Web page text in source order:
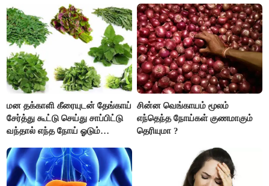
பொறுப்புகளை ஒப்படைப்பதில்
கவனம் தேவை..!
மன தக்காளி கீரையுடன் தேங்காய்
சேர்த்து கூட்டு செய்து சாப்பிட்டு
வந்தால் எந்த நோய் ஓடும்
சின்ன வெங்காயம் மூலம்
எந்தெந்த நோய்கள் குணமாகும்
தெரியுமா ?